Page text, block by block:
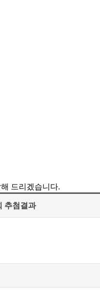
드리겠습니다.
추첨결과